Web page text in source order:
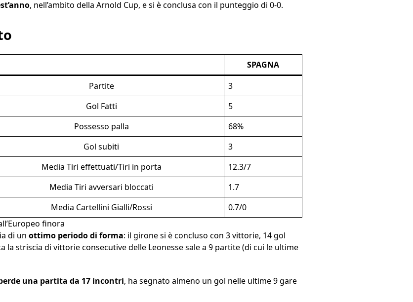
, nell’ambito della Arnold Cup, e si è conclusa con il punteggio di 0-0.
SPAGNA
Partite
3
Gol Fatti
5
Possesso palla
68%
Gol subiti
3
Media Tiri effettuati/Tiri in porta
12.3/7
Media Tiri avversari bloccati
1.7
Media Cartellini Gialli/Rossi
0.7/0
finora
di un ottimo periodo di forma: il girone si è concluso con 3 vittorie, 14 gol
la striscia di vittorie consecutive delle Leonesse sale a 9 partite (di cui le ultime
una partita da 17 incontri, ha segnato almeno un gol nelle ultime 9 gare